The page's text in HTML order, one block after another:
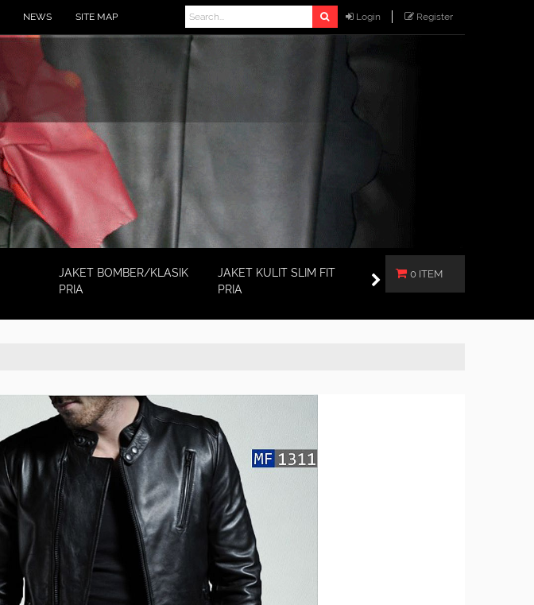
Login Register
NEWS SITE MAP
0 ITEM
JAKET BOMBER/KLASIK
PRIA
JAKET KULIT SLIM FIT
PRIA